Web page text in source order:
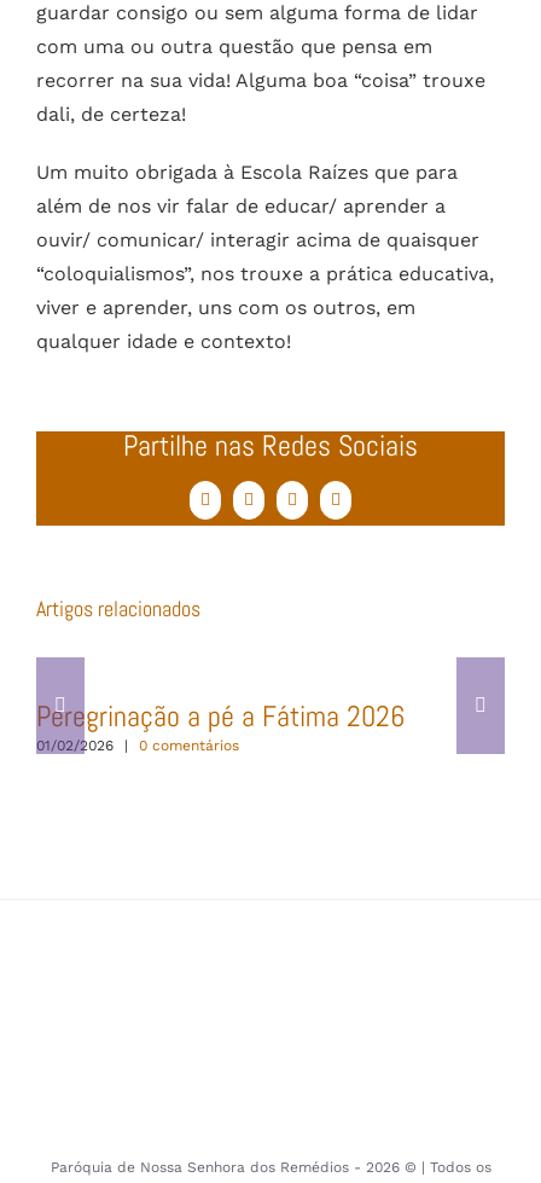
guardar consigo ou sem alguma forma de lidar
com uma ou outra questão que pensa em
recorrer na sua vida! Alguma boa “coisa” trouxe
dali, de certeza!
Um muito obrigada à Escola Raízes que para
além de nos vir falar de educar/ aprender a
ouvir/ comunicar/ interagir acima de quaisquer
“coloquialismos”, nos trouxe a prática educativa,
viver e aprender, uns com os outros, em
qualquer idade e contexto!
Partilhe nas Redes Sociais
FacebookTwitterWhatsApp
Email
(necessário
Artigos relacionados
Peregrinação a pé a Fátima 2026
01/02/2026 | 0 comentários
Paróquia de Nossa Senhora dos Remédios - 2026 © | Todos os